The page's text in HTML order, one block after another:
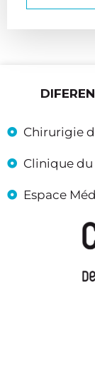
Chirurigie
Clinique du
Espace